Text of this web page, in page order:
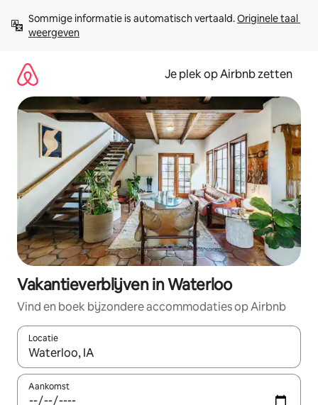
direct
naar
Sommige informatie is automatisch vertaald. Originele taal
weergeven
Je plek op Airbnb zetten
Vakantieverblijven in Waterloo
Vind en boek bijzondere accommodaties op Airbnb
Locatie
Wanneer er resultaten beschikbaar zijn, maak je een keuze
Aankomst